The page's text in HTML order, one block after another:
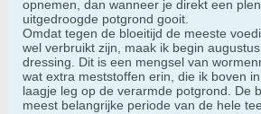
opnemen, dan wanneer je direkt een
uitgedroogde potgrond gooit.
Omdat tegen de bloeitijd de meeste
wel verbruikt zijn, maak ik begin
dressing. Dit is een mengsel van
wat extra meststoffen erin, die ik boven
laagje leg op de verarmde potgrond. De
meest belangrijke periode van de hele